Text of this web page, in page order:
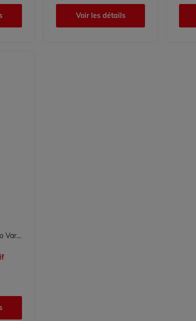
Voir les détails
KUKA KSD1-32 Servo Variateur 00-122-286 32A Pic pour Robot KR C2 et VKRC2